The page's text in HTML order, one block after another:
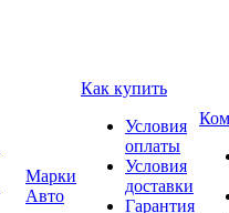
Марки
Авто
Как купить
Условия
оплаты
Условия
доставки
Гарантия